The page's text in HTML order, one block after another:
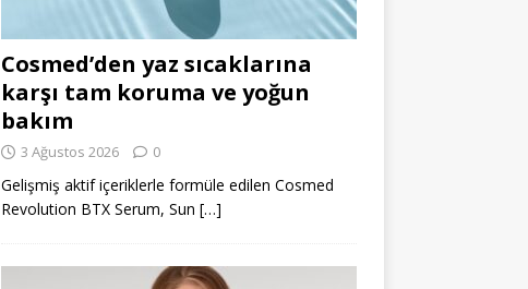
Cosmed’den yaz sıcaklarına
karşı tam koruma ve yoğun
bakım
3 Ağustos 2026 0
Gelişmiş aktif içeriklerle formüle edilen Cosmed
Revolution BTX Serum, Sun […]